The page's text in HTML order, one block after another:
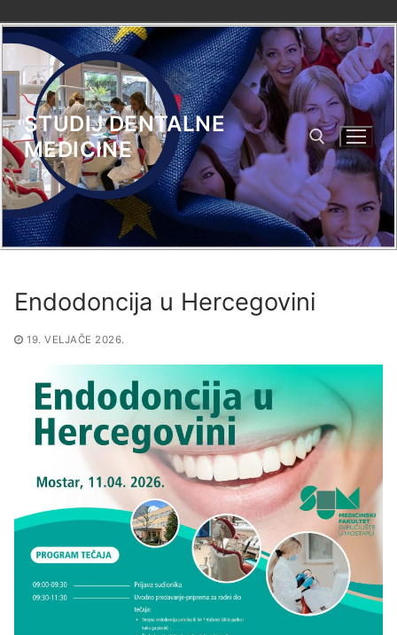
Skip
content
STUDIJ DENTALNE
MEDICINE
Search for:
Endodoncija u Hercegovini
19. VELJAČE 2026.